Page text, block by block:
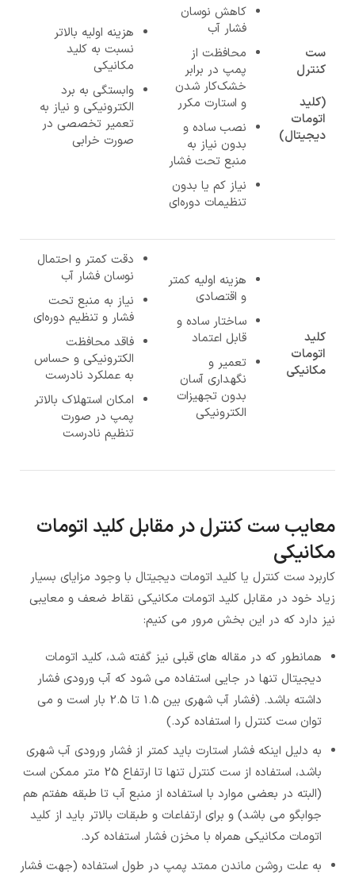
ست
کنترل
(کلید
اتومات
دیجیتال)
کاهش نوسان
فشار آب
محافظت از
پمپ در برابر
خشک‌کار شدن
و استارت مکرر
نصب ساده و
بدون نیاز به
منبع تحت فشار
نیاز کم یا بدون
تنظیمات دوره‌ای
هزینه اولیه بالاتر
نسبت به کلید
مکانیکی
وابستگی به برد
الکترونیکی و نیاز به
تعمیر تخصصی در
صورت خرابی
کلید
اتومات
مکانیکی
هزینه اولیه کمتر
و اقتصادی
ساختار ساده و
قابل اعتماد
تعمیر و
نگهداری آسان
بدون تجهیزات
الکترونیکی
دقت کمتر و احتمال
نوسان فشار آب
نیاز به منبع تحت
فشار و تنظیم دوره‌ای
فاقد محافظت
الکترونیکی و حساس
به عملکرد نادرست
امکان استهلاک بالاتر
پمپ در صورت
تنظیم نادرست
معایب ست کنترل در مقابل کلید اتومات
مکانیکی
کاربرد ست کنترل یا کلید اتومات دیجیتال با وجود مزایای بسیار
زیاد خود در مقابل کلید اتومات مکانیکی نقاط ضعف و معایبی
نیز دارد که در این بخش مرور می کنیم:
همانطور که در مقاله های قبلی نیز گفته شد، کلید اتومات
دیجیتال تنها در جایی استفاده می شود که آب ورودی فشار
داشته باشد. (فشار آب شهری بین 1.5 تا 2.5 بار است و می
توان ست کنترل را استفاده کرد.)
به دلیل اینکه فشار استارت باید کمتر از فشار ورودی آب شهری
باشد، استفاده از ست کنترل تنها تا ارتفاع 25 متر ممکن است
(البته در بعضی موارد با استفاده از منبع آب تا طبقه هفتم هم
جوابگو می باشد) و برای ارتفاعات و طبقات بالاتر باید از کلید
اتومات مکانیکی همراه با مخزن فشار استفاده کرد.
به علت روشن ماندن ممتد پمپ در طول استفاده (جهت فشار